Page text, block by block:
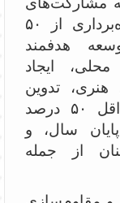
عمومی-خصوصی، تکمیل و بهره‌برداری از ۵۰
هدفمند
ایجاد
هنری، تدوین
برنامه عملیاتی فعال کردن حداقل ۵۰ درصد
سال، و
از جمله